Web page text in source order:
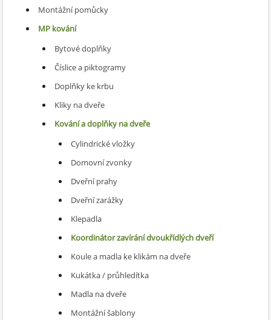
Montážní pomůcky
MP kování
Bytové doplňky
Číslice a piktogramy
Doplňky ke krbu
Kliky na dveře
Kování a doplňky na dveře
Cylindrické vložky
Domovní zvonky
Dveřní prahy
Dveřní zarážky
Klepadla
Koordinátor zavírání dvoukřídlých dveří
Koule a madla ke klikám na dveře
Kukátka / průhledítka
Madla na dveře
Montážní šablony